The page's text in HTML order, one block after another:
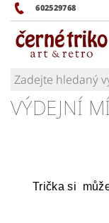
602529768
VÝDEJNÍ
Trička si